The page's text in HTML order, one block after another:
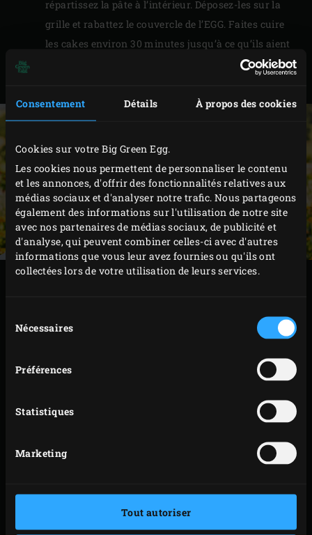
Consentement Détails À propos des cookies
Cookies sur votre Big Green Egg.
Les cookies nous permettent de personnaliser le contenu
et les annonces, d'offrir des fonctionnalités relatives aux
médias sociaux et d'analyser notre trafic. Nous partageons
également des informations sur l'utilisation de notre site
avec nos partenaires de médias sociaux, de publicité et
d'analyse, qui peuvent combiner celles-ci avec d'autres
informations que vous leur avez fournies ou qu'ils ont
collectées lors de votre utilisation de leurs services.
duNécessaires
Préférences
Statistiques
Marketing
Tout autoriser
répartissez la pâte à l’intérieur. Déposez-les sur la
grille et rabattez le couvercle de l’EGG. Faites cuire
les cakes environ 30 minutes jusqu’à ce qu’ils aient
une belle couleur dorée. Sortez-les de l’EGG et
MAGRET DE CANARD
Retirez la grille et le ConvEGGtor et faites descendre
entaillez la peau des magrets de canard en
de mer.
Répartissez les morceaux de bois de mesquite sur
aluminium sur le fond ou recouvrez la surface avec
une feuille d’aluminium (pour les modèles